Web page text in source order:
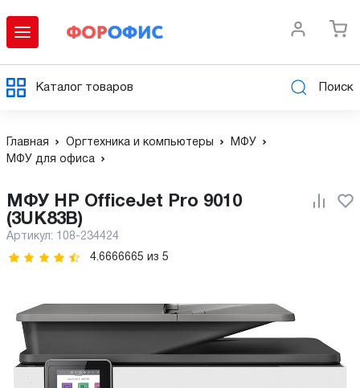
Каталог товаров Поиск
Главная Оргтехника и компьютеры
МФУ
МФУ для офиса
МФУ HP OfficeJet Pro 9010
(3UK83B)
Артикул: 108-234424
4.6666665 из 5